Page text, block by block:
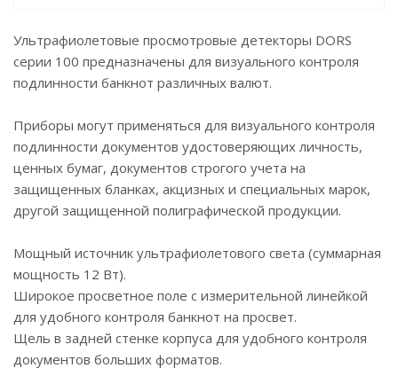
Ультрафиолетовые просмотровые детекторы DORS
серии 100 предназначены для визуального контроля
подлинности банкнот различных валют.
Приборы могут применяться для визуального контроля
подлинности документов удостоверяющих личность,
ценных бумаг, документов строгого учета на
защищенных бланках, акцизных и специальных марок,
другой защищенной полиграфической продукции.
Мощный источник ультрафиолетового света (суммарная
мощность 12 Вт).
Широкое просветное поле с измерительной линейкой
для удобного контроля банкнот на просвет.
Щель в задней стенке корпуса для удобного контроля
документов больших форматов.